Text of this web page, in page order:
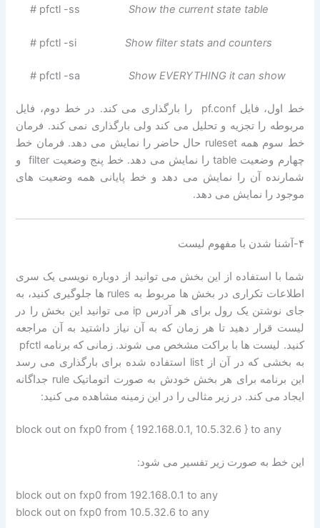
# pfctl -ssShow the current state table
# pfctl -siShow filter stats and counters
# pfctl -saShow EVERYTHING it can show
خط اول، فایل pf.conf را بارگذاری می کند. در خط دوم، فایل
مربوطه را تجزیه و تحلیل می کند ولی بارگذاری نمی کند. فرمان
خط سوم همه ruleset حال حاضر را نمایش می دهد. فرمان خط
چهارم وضعیت table را نمایش می دهد. خط پنج وضعیت filter و
شمارنده آن را نمایش می دهد و خط پایانی همه وضعیت های
موجود را نمایش می دهد.
۴-آشنا شدن با مفهوم لیست
شما با استفاده از این بخش می توانید از دوباره نویسی یک سری
اطلاعات تکراری در بخش ها مربوط به rules ها جلوگیری کنید، به
جای نوشتن یک رول برای هر آدرس ip می توانید این بخش را در
لیست قرار دهید تا هر زمان که به آن نیاز داشتید به آن مراجعه
به بخشی که در آن از list استفاده شده برای بارگذاری می رسد
این برنامه برای هر بخش خودش به صورت اتوماتیک rule جداگانه
ایجاد می کند. در زیر مثالی را در این زمینه مشاهده می کنید:
block out on fxp0 from { 192.168.0.1, 10.5.32.6 } to any
این خط به صورت زیر تفسیر می شود:
block out on fxp0 from 192.168.0.1 to any
block out on fxp0 from 10.5.32.6 to any